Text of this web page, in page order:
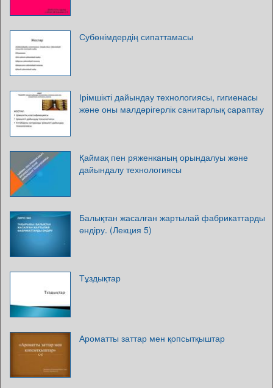
Субөнімдердің сипаттамасы
Ірімшікті дайындау технологиясы, гигиенасы
және оны малдәрігерлік санитарлық сараптау
Қаймақ пен ряженканың орындалуы және
дайындалу технологиясы
Балықтан жасалған жартылай фабрикаттарды
өндіру. (Лекция 5)
Тұздықтар
Ароматты заттар мен қопсытқыштар